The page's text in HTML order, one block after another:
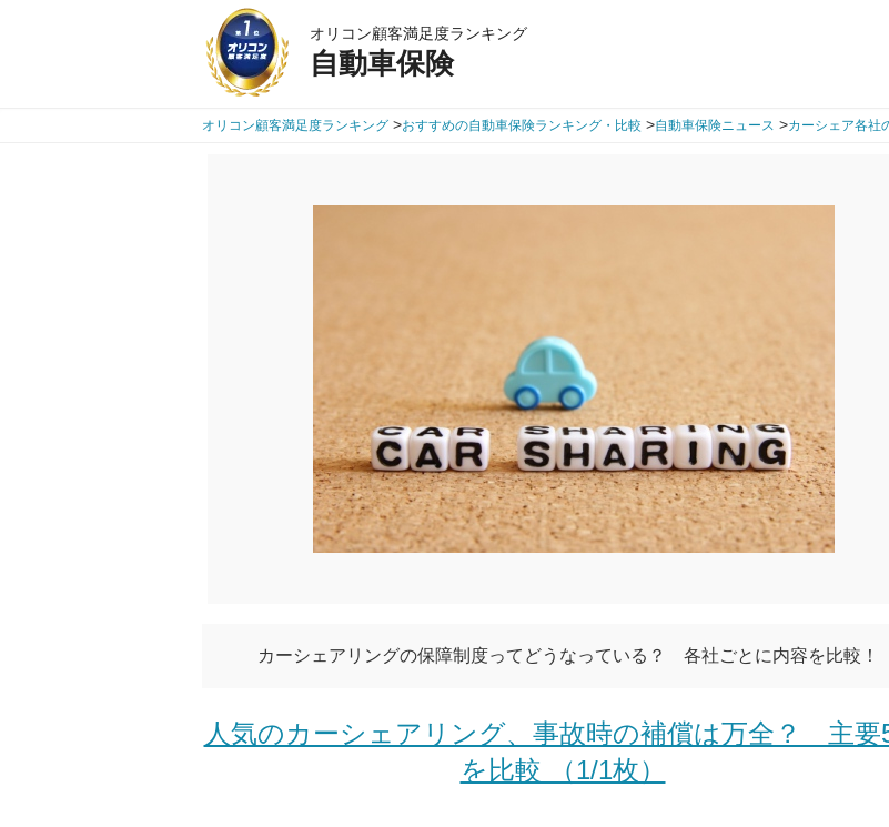
オリコン顧客満足度ランキング
自動車保険
オリコン顧客満足度ランキング >おすすめの自動車保険ランキング・比較 >自動車保険ニュース >カーシェア各社
カーシェアリングの保障制度ってどうなっている？ 各社ごとに内容を比較！
人気のカーシェアリング、事故時の補償は万全？ 主要
を比較 （1/1枚）